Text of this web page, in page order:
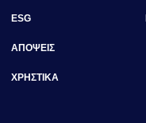
ESG
ΑΠΟΨΕΙΣ
ΧΡΗΣΤΙΚΑ